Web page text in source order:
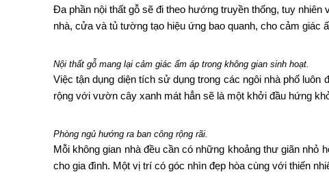
Đa phần nội thất gỗ sẽ đi theo hướng truyền thống, tuy
nhà, cửa và tủ tường tạo hiệu ứng bao quanh, cho cảm giác
Nội thất gỗ mang lại cảm giác ấm áp trong không gian sinh hoạt.
Việc tận dụng diện tích sử dụng trong các ngôi nhà phố
rộng với vườn cây xanh mát hẳn sẽ là một khởi đầu hứng
Phòng ngủ hướng ra ban công rộng rãi.
Mỗi không gian nhà đều cần có những khoảng thư giãn
cho gia đình. Một vị trí có góc nhìn đẹp hòa cùng với thiến